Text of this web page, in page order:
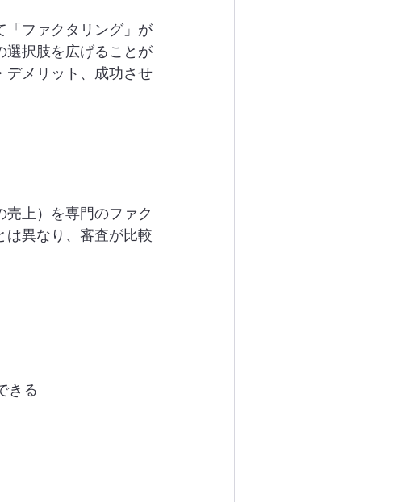
「ファクタリング」が
選択肢を広げることが
デメリット、成功させ
上）を専門のファク
は異なり、審査が比較
きる